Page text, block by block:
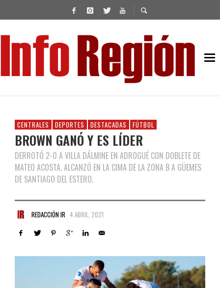
CENTRALES DEPORTES DESTACADAS FÚTBOL
BROWN GANÓ Y ES LÍDER
DERROTÓ 2-0 A VILLA DÁLMINE EN ADROGUÉ CON DOBLETE DE
MATEO ACOSTA. ALCANZÓ EN LA CIMA DE LA ZONA B A GÜEMES
DE SANTIAGO DEL ESTERO.
REDACCIÓN IR 4 ABRIL, 2021